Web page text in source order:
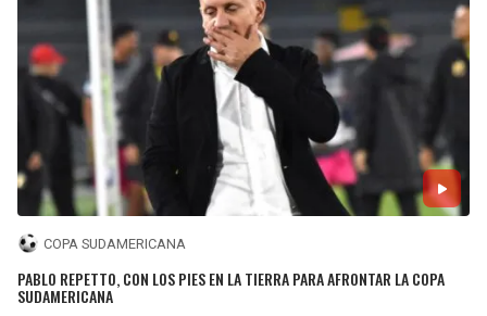
COPA SUDAMERICANA
PABLO REPETTO, CON LOS PIES EN LA TIERRA PARA AFRONTAR LA COPA
SUDAMERICANA